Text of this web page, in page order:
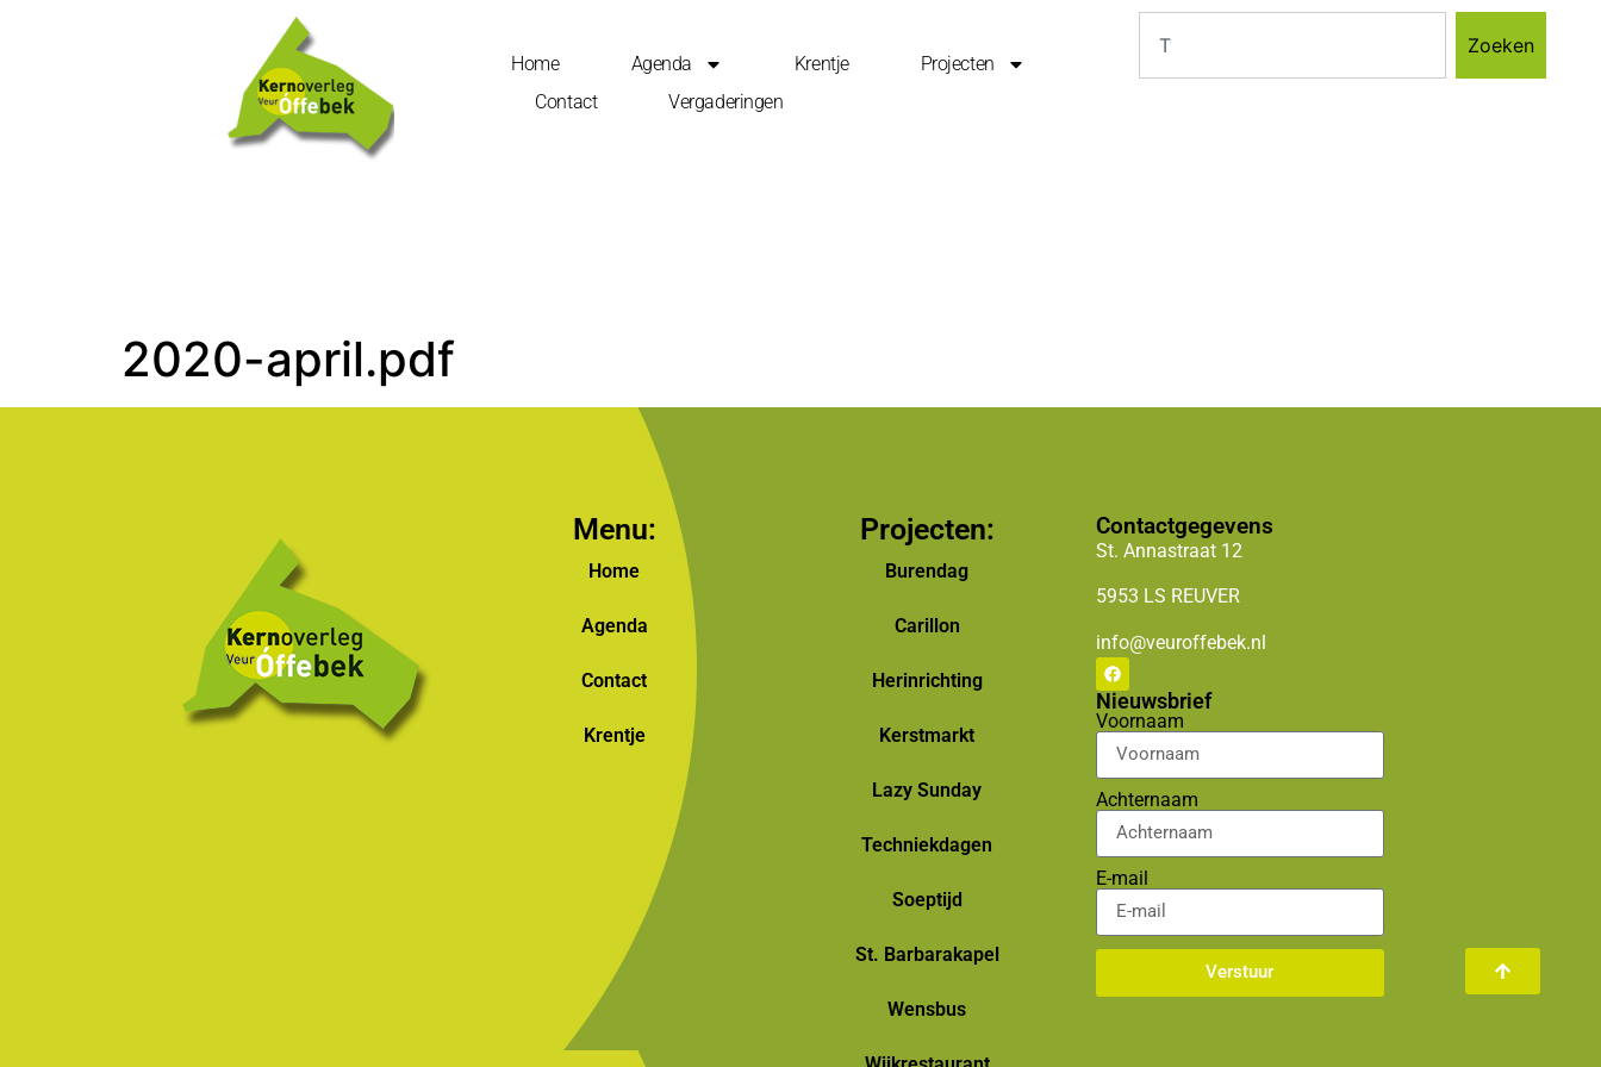
Home Agenda Krentje
Projecten
Contact
Vergaderingen
Zoeken
2020-april.pdf
Menu:
Home
Agenda
Contact
Krentje
Projecten:
Burendag
Carillon
Herinrichting
Kerstmarkt
Lazy Sunday
Techniekdagen
Soeptijd
St. Barbarakapel
Wensbus
Contactgegevens
St. Annastraat12
5953 LS REUVER
info@veuroffebek.nl
Nieuwsbrief
Voornaam
Achternaam
E-mail
Verstuur